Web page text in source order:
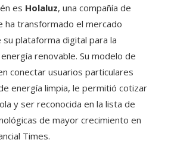
es Holaluz, una compañía de
ha transformado el mercado
plataforma digital para la
renovable. Su modelo de
conectar usuarios particulares
energía limpia, le permitió cotizar
y ser reconocida en la lista de
de mayor crecimiento en
Times.